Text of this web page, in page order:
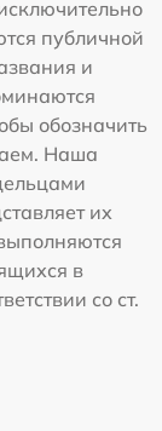
публичной
и
обозначить
Наша
их
в
со ст.